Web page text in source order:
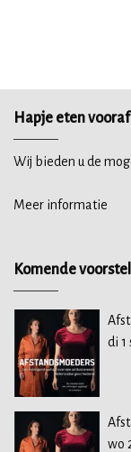
Hapje eten
Wij bieden u de
Meer informatie
Komende
di 1
wo